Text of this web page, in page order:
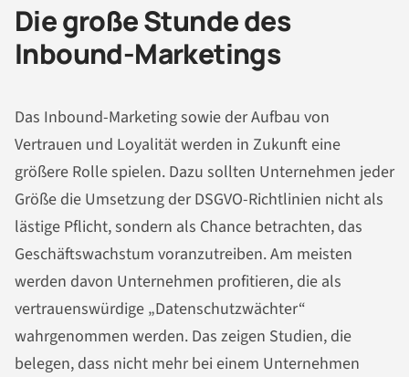
Die große Stunde des
Inbound-Marketings
Das Inbound-Marketing sowie der Aufbau von
Vertrauen und Loyalität werden in Zukunft eine
größere Rolle spielen. Dazu sollten Unternehmen jeder
Größe die Umsetzung der DSGVO-Richtlinien nicht als
lästige Pflicht, sondern als Chance betrachten, das
Geschäftswachstum voranzutreiben. Am meisten
werden davon Unternehmen profitieren, die als
vertrauenswürdige „Datenschutzwächter“
wahrgenommen werden. Das zeigen Studien, die
belegen, dass nicht mehr bei einem Unternehmen